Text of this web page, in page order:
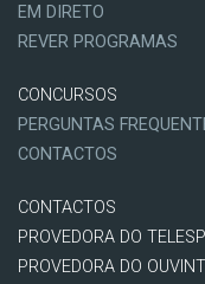
EM DIRETO
REVER PROGRAMAS
CONCURSOS
PERGUNTAS
CONTACTOS
CONTACTOS
PROVEDORA DO
PROVEDORA DO